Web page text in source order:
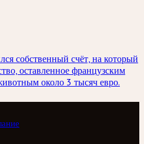
собственный счёт, на который
оставленное французским
около 3 тысяч евро.